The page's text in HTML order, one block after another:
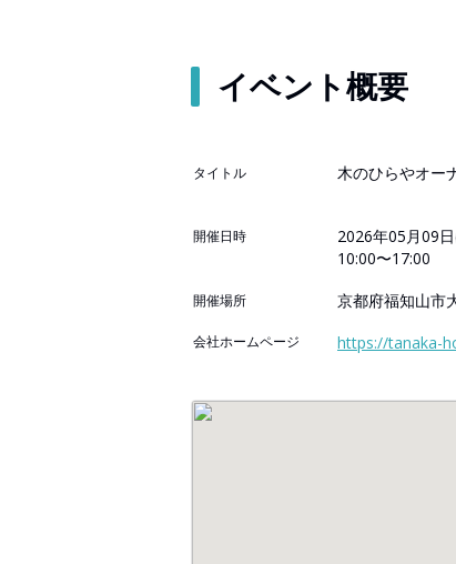
イベント概要
タイトル 木のひらやオー
開催日時
2026年05月09
10:00〜17:00
開催場所 京都府福知山市
会社ホームページ https://tanaka-